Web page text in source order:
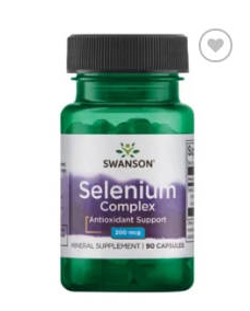
Kívánságlistához
adás